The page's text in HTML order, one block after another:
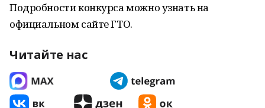
Подробности конкурса можно узнать на
официальном сайте ГТО.
Читайте нас